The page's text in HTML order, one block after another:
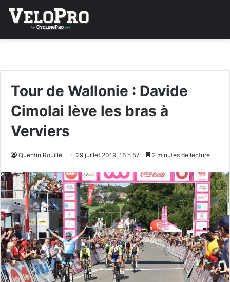
Tour de Wallonie : Davide
Cimolai lève les bras à
Verviers
Quentin Rouillé 29 juillet 2019, 16 h 57 2 minutes de lecture